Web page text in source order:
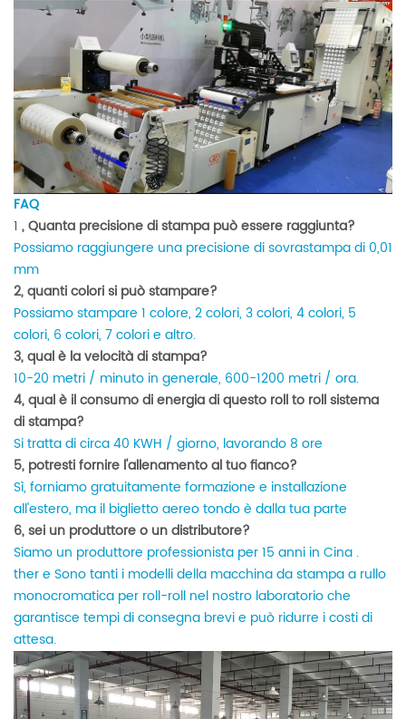
FAQ
1 , Quanta precisione di stampa può essere raggiunta?
Possiamo raggiungere una precisione di sovrastampa di 0,01
mm
2, quanti colori si può stampare?
Possiamo stampare 1 colore, 2 colori, 3 colori, 4 colori, 5
colori, 6 colori, 7 colori e altro.
3, qual è la velocità di stampa?
10-20 metri / minuto in generale, 600-1200 metri / ora.
4, qual è il consumo di energia di questo roll to roll sistema
di stampa?
Si tratta di circa 40 KWH / giorno, lavorando 8 ore
5, potresti fornire l'allenamento al tuo fianco?
Sì, forniamo gratuitamente formazione e installazione
all'estero, ma il biglietto aereo tondo è dalla tua parte
6, sei un produttore o un distributore?
Siamo un produttore professionista per 15 anni in Cina .
there Sono tanti i modelli della macchina da stampa a rullo
monocromatica per roll-roll nel nostro laboratorio che
garantisce tempi di consegna brevi e può ridurre i costi di
attesa.